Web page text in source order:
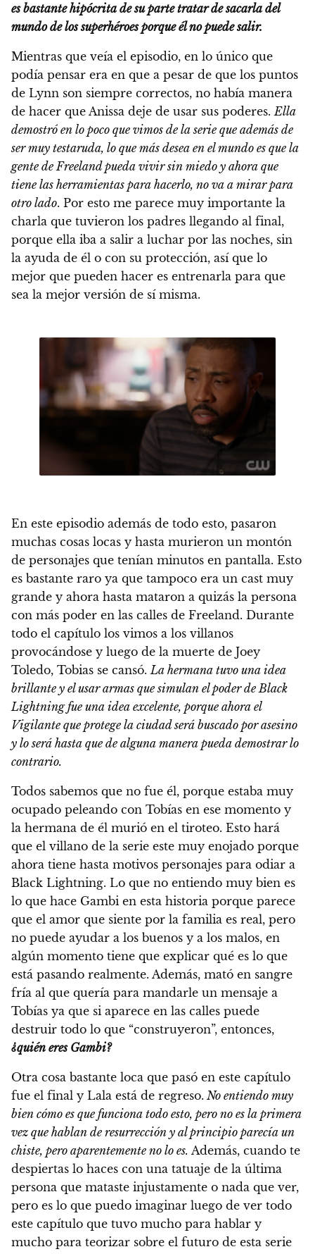
es bastante hipócrita de su parte tratar de sacarla del
mundo de los superhéroes porque él no puede salir.
Mientras que veía el episodio, en lo único que
podía pensar era en que a pesar de que los puntos
de Lynn son siempre correctos, no había manera
de hacer que Anissa deje de usar sus poderes. Ella
demostró en lo poco que vimos de la serie que además de
ser muy testaruda, lo que más desea en el mundo es que la
gente de Freeland pueda vivir sin miedo y ahora que
tiene las herramientas para hacerlo, no va a mirar para
otro lado. Por esto me parece muy importante la
charla que tuvieron los padres llegando al final,
porque ella iba a salir a luchar por las noches, sin
la ayuda de él o con su protección, así que lo
mejor que pueden hacer es entrenarla para que
sea la mejor versión de sí misma.
En este episodio además de todo esto, pasaron
muchas cosas locas y hasta murieron un montón
de personajes que tenían minutos en pantalla. Esto
es bastante raro ya que tampoco era un cast muy
grande y ahora hasta mataron a quizás la persona
con más poder en las calles de Freeland. Durante
todo el capítulo los vimos a los villanos
provocándose y luego de la muerte de Joey
Toledo, Tobias se cansó. La hermana tuvo una idea
brillante y el usar armas que simulan el poder de Black
Lightning fue una idea excelente, porque ahora el
Vigilante que protege la ciudad será buscado por asesino
y lo será hasta que de alguna manera pueda demostrar lo
contrario.
Todos sabemos que no fue él, porque estaba muy
ocupado peleando con Tobías en ese momento y
la hermana de él murió en el tiroteo. Esto hará
que el villano de la serie este muy enojado porque
ahora tiene hasta motivos personajes para odiar a
Black Lightning. Lo que no entiendo muy bien es
lo que hace Gambi en esta historia porque parece
que el amor que siente por la familia es real, pero
no puede ayudar a los buenos y a los malos, en
algún momento tiene que explicar qué es lo que
está pasando realmente. Además, mató en sangre
fría al que quería para mandarle un mensaje a
Tobías ya que si aparece en las calles puede
destruir todo lo que “construyeron”, entonces,
¿quién eres Gambi?
Otra cosa bastante loca que pasó en este capítulo
fue el final y Lala está de regreso. No entiendo muy
bien cómo es que funciona todo esto, pero no es la primera
vez que hablan de resurrección y al principio parecía un
chiste, pero aparentemente no lo es. Además, cuando te
despiertas lo haces con una tatuaje de la última
persona que mataste injustamente o nada que ver,
pero es lo que puedo imaginar luego de ver todo
este capítulo que tuvo mucho para hablar y
mucho para teorizar sobre el futuro de esta serie